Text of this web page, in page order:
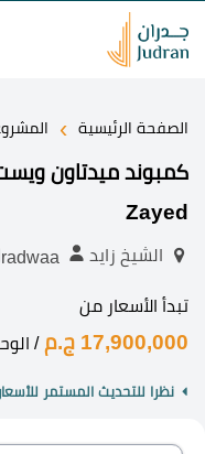
الصفحة الرئيسية ›
Zayed
الشيخ زايد
تبدأ الأسعار من
17,900,000 ج.م /
نظرا للتحديث المستمر